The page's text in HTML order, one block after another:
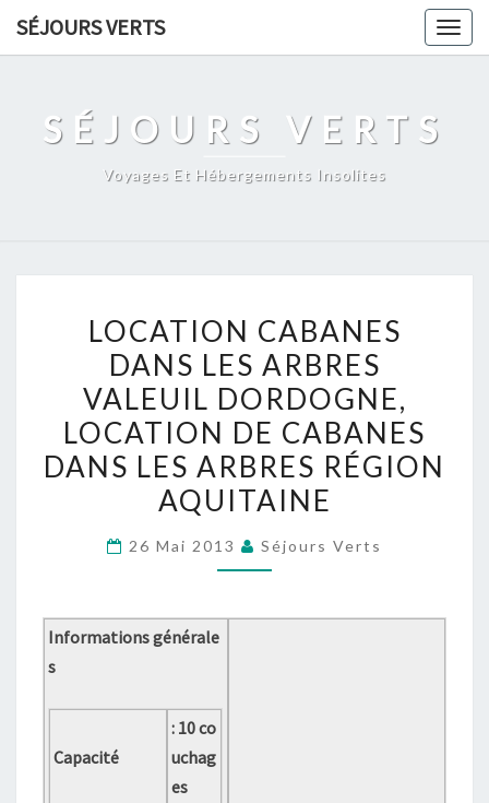
SÉJOURS VERTS
SÉJOURS VERTS
Voyages Et Hébergements Insolites
CABANES
DANS
LES
ARBRES
VALEUIL
DORDOGNE,
LOCATION
DE
CABANES
LOCATION CABANES
DANS LES ARBRES
VALEUIL DORDOGNE,
LOCATION DE CABANES
DANS LES ARBRES RÉGION
AQUITAINE
26 Mai 2013 Séjours Verts
Informations générale
s
Capacité
: 10 co
uchag
es